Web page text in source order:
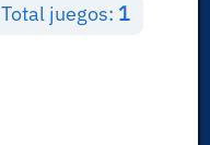
Total juegos: 1